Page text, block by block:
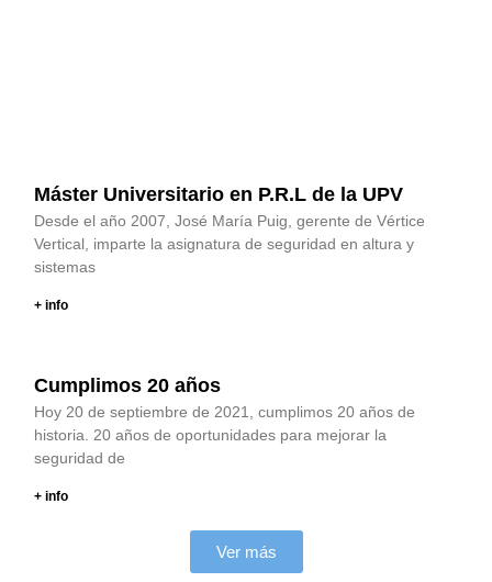
Máster Universitario en P.R.L de la UPV
Desde el año 2007, José María Puig, gerente de Vértice
Vertical, imparte la asignatura de seguridad en altura y
sistemas
+ info
Cumplimos 20 años
Hoy 20 de septiembre de 2021, cumplimos 20 años de
historia. 20 años de oportunidades para mejorar la
seguridad de
+ info
Ver más